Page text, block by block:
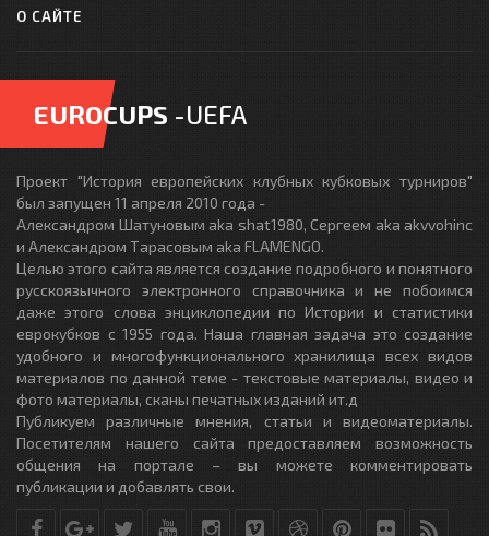
О САЙТЕ
EUROCUPS -UEFA
Проект "История европейских клубных кубковых турниров"
был запущен 11 апреля 2010 года -
Александром Шатуновым aka shat1980, Сергеем aka akvvohinc
и Александром Тарасовым aka FLAMENGO.
Целью этого сайта является создание подробного и понятного
русскоязычного электронного справочника и не побоимся
даже этого слова энциклопедии по Истории и статистики
еврокубков с 1955 года. Наша главная задача это создание
удобного и многофункционального хранилища всех видов
материалов по данной теме - текстовые материалы, видео и
фото материалы, сканы печатных изданий ит.д
Публикуем различные мнения, статьи и видеоматериалы.
Посетителям нашего сайта предоставляем возможность
общения на портале – вы можете комментировать
публикации и добавлять свои.